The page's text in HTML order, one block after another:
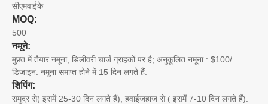
सीएमवाईके
MOQ:
500
नमूने:
मुफ़्त में तैयार नमूना, डिलीवरी चार्ज ग्राहकों पर है; अनुकूलित नमूना : $100/
डिज़ाइन. नमूना समाप्त होने में 15 दिन लगते हैं.
शिपिंग:
समुद्र से( इसमें 25-30 दिन लगते हैं), हवाईजहाज से ( इसमें 7-10 दिन लगते हैं).